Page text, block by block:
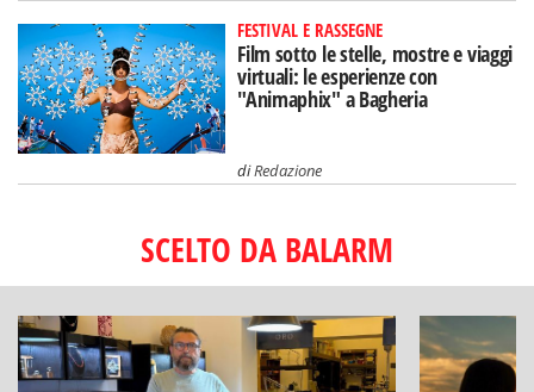
FESTIVAL E RASSEGNE
Film sotto le stelle, mostre e viaggi
virtuali: le esperienze con
"Animaphix" a Bagheria
diRedazione
SCELTO DA BALARM